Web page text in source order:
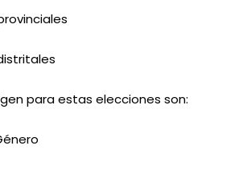
para estas elecciones son: